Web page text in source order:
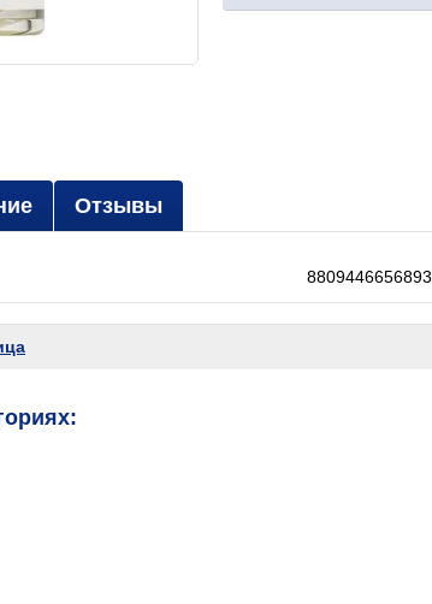
Отзывы
8809446656893